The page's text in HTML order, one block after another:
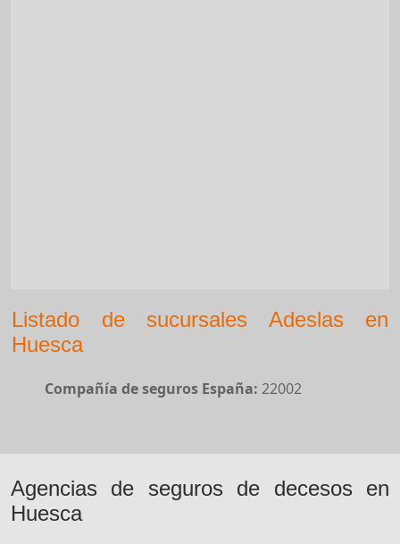
Listado de sucursales Adeslas en
Huesca
Compañía de seguros España: 22002
Agencias de seguros de decesos en
Huesca